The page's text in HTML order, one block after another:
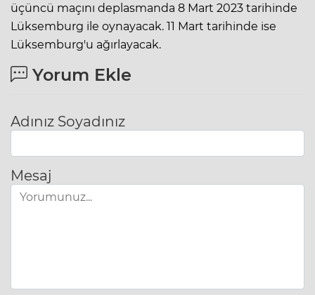
üçüncü maçını deplasmanda 8 Mart 2023 tarihinde
Lüksemburg ile oynayacak. 11 Mart tarihinde ise
Lüksemburg'u ağırlayacak.
Yorum Ekle
Adınız Soyadınız
Mesaj